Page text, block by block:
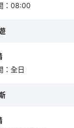
： 08:00
： 全日